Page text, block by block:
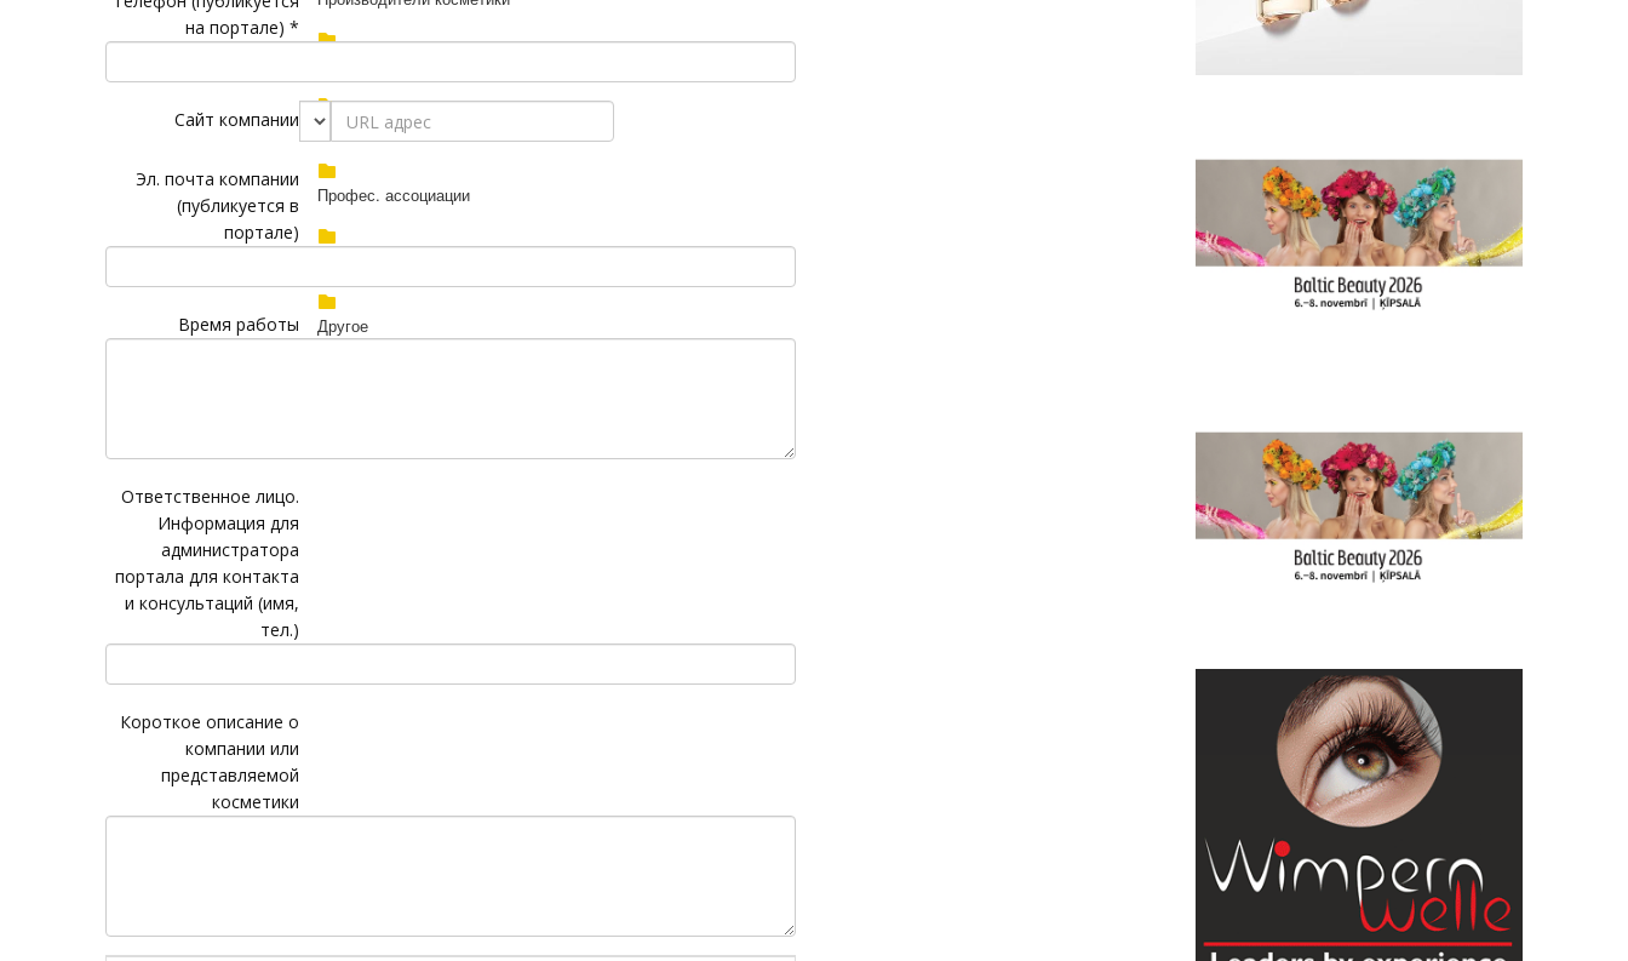
Учебные и образов. центры
Профес. ассоциации
Другое
на портале) *
Сайт компании
Эл. почта компании
(публикуется в
портале)
Время работы
Ответственное лицо.
Информация для
администратора
портала для контакта
и консультаций (имя,
тел.)
Короткое описание о
компании или
представляемой
косметики